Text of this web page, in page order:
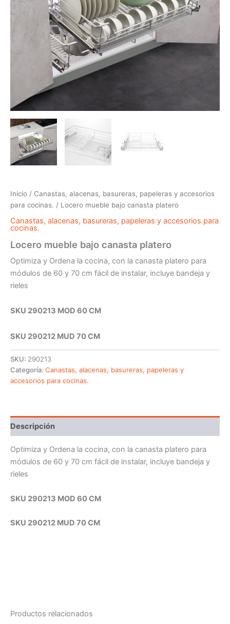
Inicio / Canastas, alacenas, basureras, papeleras y accesorios
para cocinas. / Locero mueble bajo canasta platero
Canastas, alacenas, basureras, papeleras y accesorios para
cocinas.
Locero mueble bajo canasta platero
Optimiza y Ordena la cocina, con la canasta platero para
módulos de 60 y 70 cm fácil de instalar, incluye bandeja y
rieles
SKU 290213 MOD 60 CM
SKU 290212 MUD 70 CM
SKU: 290213
Categoría: Canastas, alacenas, basureras, papeleras y
accesorios para cocinas.
Descripción
Optimiza y Ordena la cocina, con la canasta platero para
módulos de 60 y 70 cm fácil de instalar, incluye bandeja y
rieles
SKU 290213 MOD 60 CM
SKU 290212 MUD 70 CM
Productos relacionados